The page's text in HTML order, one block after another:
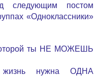
следующим постом
«Одноклассники»
ты НЕ МОЖЕШЬ
нужна ОДНА